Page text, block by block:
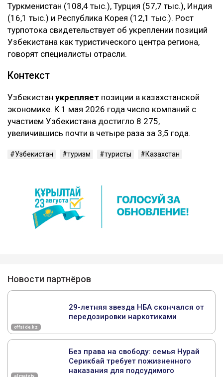
Туркменистан (108,4 тыс.), Турция (57,7 тыс.), Индия
(16,1 тыс.) и Республика Корея (12,1 тыс.). Рост
турпотока свидетельствует об укреплении позиций
Узбекистана как туристического центра региона,
говорят специалисты отрасли.
Контекст
Узбекистан укрепляет позиции в казахстанской
экономике. К 1 мая 2026 года число компаний с
участием Узбекистана достигло 8 275,
увеличившись почти в четыре раза за 3,5 года.
Узбекистан туризм туристы Казахстан